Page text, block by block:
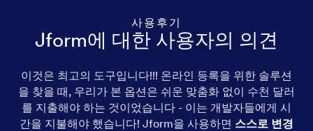
사용후기
Jform에 대한 사용자의 의견
이것은 최고의 도구입니다!!! 온라인 등록을 위한 솔루션
을 찾을 때, 우리가 본 옵션은 쉬운 맞춤화 없이 수천 달러
를 지출해야 하는 것이었습니다 - 이는 개발자들에게 시
간을 지불해야 했습니다! Jform을 사용하면 스스로 변경